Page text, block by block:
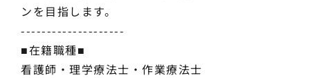
ンを目指します。
--------------------
■在籍職種■
看護師・理学療法士・作業療法士